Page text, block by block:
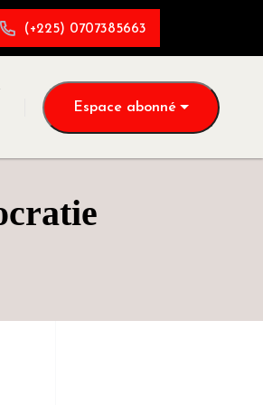
(+225) 0707385663
Espace abonné